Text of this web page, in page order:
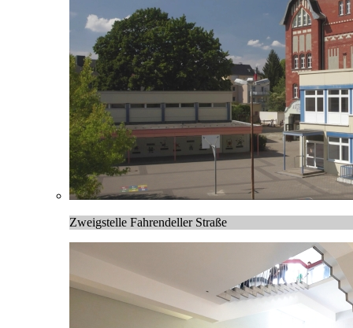
Zweigstelle Fahrendeller Straße